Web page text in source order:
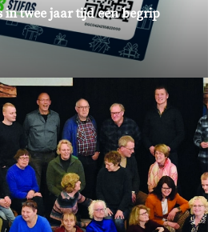
in twee jaar tijd een begrip